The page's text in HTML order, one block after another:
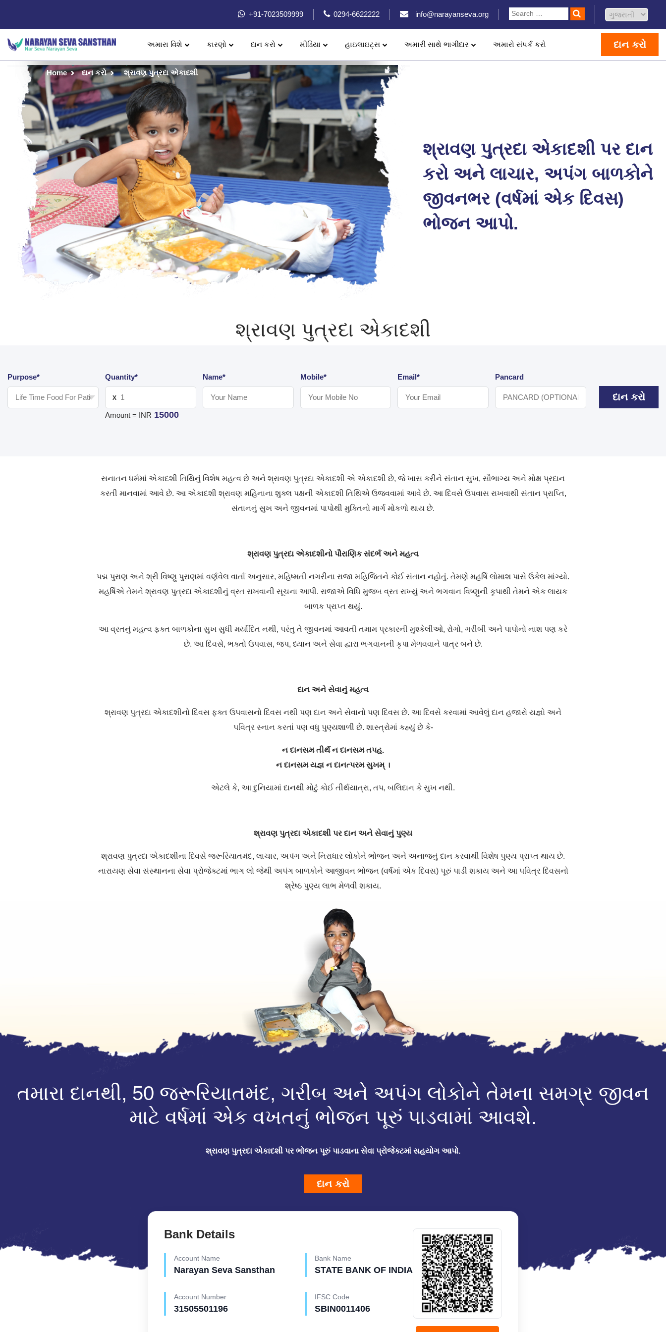
+91-7023509999 0294-6622222 info@narayanseva.org
અમારા વિશે કારણો દાન કરો મીડિયા હાઇલાઇટ્સ અમારી સાથે ભાગીદાર અમારો સંપર્ક કરો દાન કરો
Home દાન કરો શ્રાવણ પુત્રદા એકાદશી
શ્રાવણ પુત્રદા એકાદશી પર દાન
કરો અને લાચાર, અપંગ બાળકોને
જીવનભર (વર્ષમાં એક દિવસ)
ભોજન આપો.
શ્રાવણ પુત્રદા એકાદશી
Purpose* Quantity*
X
Amount = INR 15000
Name* Mobile* Email* Pancard
દાન કરો
સનાતન ધર્મમાં એકાદશી તિથિનું વિશેષ મહત્વ છે અને શ્રાવણ પુત્રદા એકાદશી એ એકાદશી છે, જે ખાસ કરીને સંતાન સુખ, સૌભાગ્ય અને મોક્ષ પ્રદાન
કરતી માનવામાં આવે છે. આ એકાદશી શ્રાવણ મહિનાના શુક્લ પક્ષની એકાદશી તિથિએ ઉજવવામાં આવે છે. આ દિવસે ઉપવાસ રાખવાથી સંતાન પ્રાપ્તિ,
સંતાનનું સુખ અને જીવનમાં પાપોથી મુક્તિનો માર્ગ મોકળો થાય છે.
શ્રાવણ પુત્રદા એકાદશીનો પૌરાણિક સંદર્ભ અને મહત્વ
પદ્મ પુરાણ અને શ્રી વિષ્ણુ પુરાણમાં વર્ણવેલ વાર્તા અનુસાર, મહિષ્મતી નગરીના રાજા મહિજિતને કોઈ સંતાન નહોતું. તેમણે મહર્ષિ લોમાશ પાસે ઉકેલ માંગ્યો.
મહર્ષિએ તેમને શ્રાવણ પુત્રદા એકાદશીનું વ્રત રાખવાની સૂચના આપી. રાજાએ વિધિ મુજબ વ્રત રાખ્યું અને ભગવાન વિષ્ણુની કૃપાથી તેમને એક લાયક
બાળક પ્રાપ્ત થયું.
આ વ્રતનું મહત્વ ફક્ત બાળકોના સુખ સુધી મર્યાદિત નથી, પરંતુ તે જીવનમાં આવતી તમામ પ્રકારની મુશ્કેલીઓ, રોગો, ગરીબી અને પાપોનો નાશ પણ કરે
છે. આ દિવસે, ભક્તો ઉપવાસ, જપ, ધ્યાન અને સેવા દ્વારા ભગવાનની કૃપા મેળવવાને પાત્ર બને છે.
દાન અને સેવાનું મહત્વ
શ્રાવણ પુત્રદા એકાદશીનો દિવસ ફક્ત ઉપવાસનો દિવસ નથી પણ દાન અને સેવાનો પણ દિવસ છે. આ દિવસે કરવામાં આવેલું દાન હજારો યજ્ઞો અને
પવિત્ર સ્નાન કરતાં પણ વધુ પુણ્યશાળી છે. શાસ્ત્રોમાં કહ્યું છે કે-
ન દાનસમ તીર્થ ન દાનસમ તપહ.
ન દાનસમ યજ્ઞ ન દાનત્પરમ સુખમ્ ।
એટલે કે, આ દુનિયામાં દાનથી મોટું કોઈ તીર્થયાત્રા, તપ, બલિદાન કે સુખ નથી.
શ્રાવણ પુત્રદા એકાદશી પર દાન અને સેવાનું પુણ્ય
શ્રાવણ પુત્રદા એકાદશીના દિવસે જરૂરિયાતમંદ, લાચાર, અપંગ અને નિરાધાર લોકોને ભોજન અને અનાજનું દાન કરવાથી વિશેષ પુણ્ય પ્રાપ્ત થાય છે.
નારાયણ સેવા સંસ્થાનના સેવા પ્રોજેક્ટમાં ભાગ લો જેથી અપંગ બાળકોને આજીવન ભોજન (વર્ષમાં એક દિવસ) પૂરું પાડી શકાય અને આ પવિત્ર દિવસનો
શ્રેષ્ઠ પુણ્ય લાભ મેળવી શકાય.
તમારા દાનથી, 50 જરૂરિયાતમંદ, ગરીબ અને અપંગ લોકોને તેમના સમગ્ર જીવન
માટે વર્ષમાં એક વખતનું ભોજન પૂરું પાડવામાં આવશે.
શ્રાવણ પુત્રદા એકાદશી પર ભોજન પૂરું પાડવાના સેવા પ્રોજેક્ટમાં સહયોગ આપો.
દાન કરો
Bank Details
Account Name
Narayan Seva Sansthan
Bank Name
STATE BANK OF INDIA
Account Number
31505501196
IFSC Code
SBIN0011406